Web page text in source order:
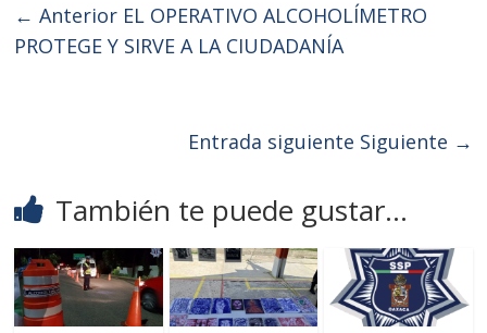
← Anterior EL OPERATIVO ALCOHOLÍMETRO
PROTEGE Y SIRVE A LA CIUDADANÍA
Entrada siguiente Siguiente →
También te puede gustar...